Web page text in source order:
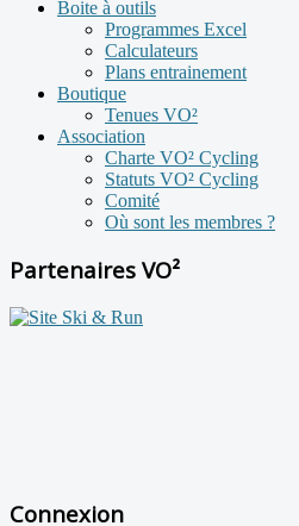
Boite à outils
Programmes Excel
Calculateurs
Plans entrainement
Boutique
Tenues VO²
Association
Charte VO² Cycling
Statuts VO² Cycling
Comité
Où sont les membres ?
Partenaires VO²
Connexion